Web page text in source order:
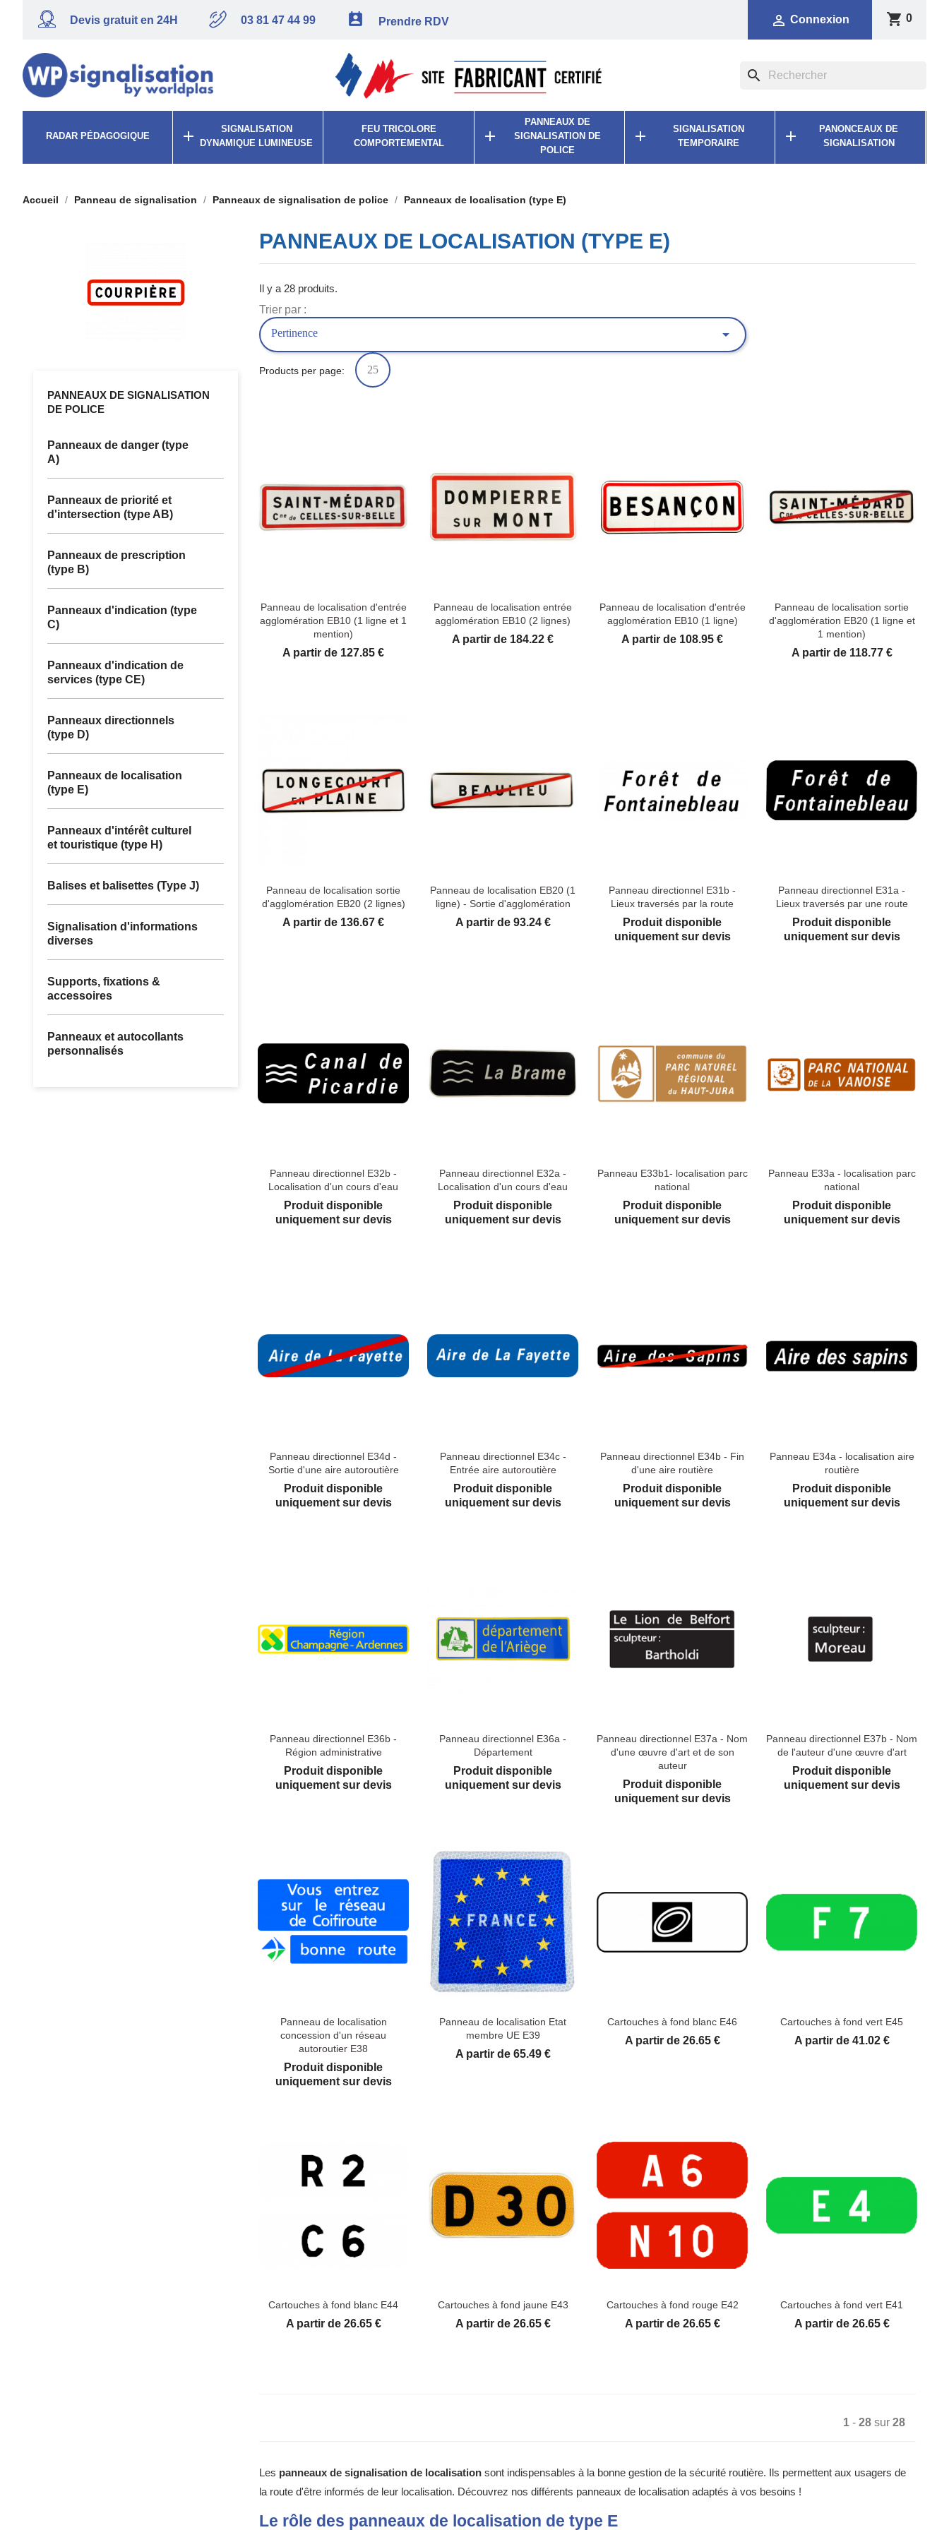
Devis gratuit en 24H 03 81 47 44 99  Prendre RDV  Connexion shopping_cart 0
search
RADAR PÉDAGOGIQUE 
SIGNALISATION
DYNAMIQUE LUMINEUSE
FEU TRICOLORE
COMPORTEMENTAL

PANNEAUX DE
SIGNALISATION DE
POLICE

SIGNALISATION
TEMPORAIRE

PANONCEAUX DE
SIGNALISATION
Accueil Panneau de signalisation Panneaux de signalisation de police Panneaux de localisation (type E)
PANNEAUX DE SIGNALISATION
DE POLICE
Panneaux de danger (type
A)
Panneaux de priorité et
d'intersection (type AB)
Panneaux de prescription
(type B)
Panneaux d'indication (type
C)
Panneaux d'indication de
services (type CE)
Panneaux directionnels
(type D)
Panneaux de localisation
(type E)
Panneaux d'intérêt culturel
et touristique (type H)
Balises et balisettes (Type J)
Signalisation d'informations
diverses
Supports, fixations &
accessoires
Panneaux et autocollants
personnalisés
PANNEAUX DE LOCALISATION (TYPE E)
Il y a 28 produits.
Trier par :
Pertinence

Products per page: 25
Panneau de localisation d'entrée
agglomération EB10 (1 ligne et 1
mention)
Prix
A partir de 127.85 €
Panneau de localisation entrée
agglomération EB10 (2 lignes)
Prix
A partir de 184.22 €
Panneau de localisation d'entrée
agglomération EB10 (1 ligne)
Prix
A partir de 108.95 €
Panneau de localisation sortie
d'agglomération EB20 (1 ligne et
1 mention)
Prix
A partir de 118.77 €
Panneau de localisation sortie
d'agglomération EB20 (2 lignes)
Prix
A partir de 136.67 €
Panneau de localisation EB20 (1
ligne) - Sortie d'agglomération
Prix
A partir de 93.24 €
Panneau directionnel E31b -
Lieux traversés par la route
Produit disponible
uniquement sur devis
Panneau directionnel E31a -
Lieux traversés par une route
Produit disponible
uniquement sur devis
Panneau directionnel E32b -
Localisation d'un cours d'eau
Produit disponible
uniquement sur devis
Panneau directionnel E32a -
Localisation d'un cours d'eau
Produit disponible
uniquement sur devis
Panneau E33b1- localisation parc
national
Produit disponible
uniquement sur devis
Panneau E33a - localisation parc
national
Produit disponible
uniquement sur devis
Panneau directionnel E34d -
Sortie d'une aire autoroutière
Produit disponible
uniquement sur devis
Panneau directionnel E34c -
Entrée aire autoroutière
Produit disponible
uniquement sur devis
Panneau directionnel E34b - Fin
d'une aire routière
Produit disponible
uniquement sur devis
Panneau E34a - localisation aire
routière
Produit disponible
uniquement sur devis
Panneau directionnel E36b -
Région administrative
Produit disponible
uniquement sur devis
Panneau directionnel E36a -
Département
Produit disponible
uniquement sur devis
Panneau directionnel E37a - Nom
d'une œuvre d'art et de son
auteur
Produit disponible
uniquement sur devis
Panneau directionnel E37b - Nom
de l'auteur d'une œuvre d'art
Produit disponible
uniquement sur devis
Panneau de localisation
concession d'un réseau
autoroutier E38
Produit disponible
uniquement sur devis
Panneau de localisation Etat
membre UE E39
Prix
A partir de 65.49 €
Cartouches à fond blanc E46
Prix
A partir de 26.65 €
Cartouches à fond vert E45
Prix
A partir de 41.02 €
Cartouches à fond blanc E44
Prix
A partir de 26.65 €
Cartouches à fond jaune E43
Prix
A partir de 26.65 €
Cartouches à fond rouge E42
Prix
A partir de 26.65 €
Cartouches à fond vert E41
Prix
A partir de 26.65 €
1 - 28 sur 28
Les panneaux de signalisation de localisation sont indispensables à la bonne gestion de la sécurité routière. Ils permettent aux usagers de
la route d'être informés de leur localisation. Découvrez nos différents panneaux de localisation adaptés à vos besoins !
Le rôle des panneaux de localisation de type E